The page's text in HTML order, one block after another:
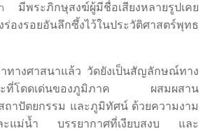
พระภิกษุสงฆ์ผู้มีชื่อเสียงหลายรูปเคย
งรอยอันลึกซึ้งไว้ในประวัติศาสตร์พุทธ
ทางศาสนาแล้ว วัดยังเป็นสัญลักษณ์ทาง
ะที่โดดเด่นของภูมิภาค ผสมผสาน
ถาปัตยกรรม และภูมิทัศน์ ด้วยความงาม
ละแม่น้ำ บรรยากาศที่เงียบสงบ และ